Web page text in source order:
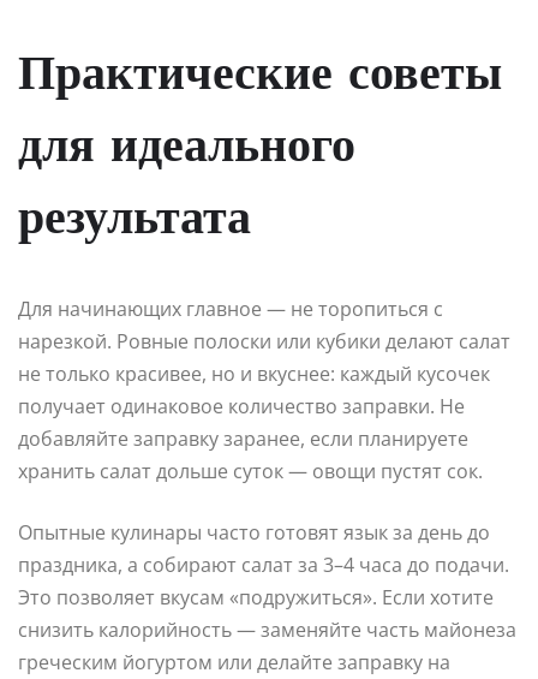
Практические советы
для идеального
результата
Для начинающих главное — не торопиться с
нарезкой. Ровные полоски или кубики делают салат
не только красивее, но и вкуснее: каждый кусочек
получает одинаковое количество заправки. Не
добавляйте заправку заранее, если планируете
хранить салат дольше суток — овощи пустят сок.
Опытные кулинары часто готовят язык за день до
праздника, а собирают салат за 3–4 часа до подачи.
Это позволяет вкусам «подружиться». Если хотите
снизить калорийность — заменяйте часть майонеза
греческим йогуртом или делайте заправку на